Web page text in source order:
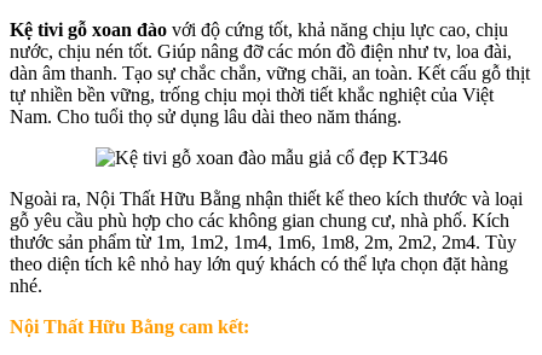
Kệ tivi gỗ xoan đào với độ cứng tốt, khả năng chịu lực cao, chịu
nước, chịu nén tốt. Giúp nâng đỡ các món đồ điện như tv, loa đài,
dàn âm thanh. Tạo sự chắc chắn, vững chãi, an toàn. Kết cấu gỗ thịt
tự nhiền bền vững, trống chịu mọi thời tiết khắc nghiệt của Việt
Nam. Cho tuổi thọ sử dụng lâu dài theo năm tháng.
Ngoài ra, Nội Thất Hữu Bằng nhận thiết kế theo kích thước và loại
gỗ yêu cầu phù hợp cho các không gian chung cư, nhà phố. Kích
thước sản phẩm từ 1m, 1m2, 1m4, 1m6, 1m8, 2m, 2m2, 2m4. Tùy
theo diện tích kê nhỏ hay lớn quý khách có thể lựa chọn đặt hàng
nhé.
Nội Thất Hữu Bằng cam kết: